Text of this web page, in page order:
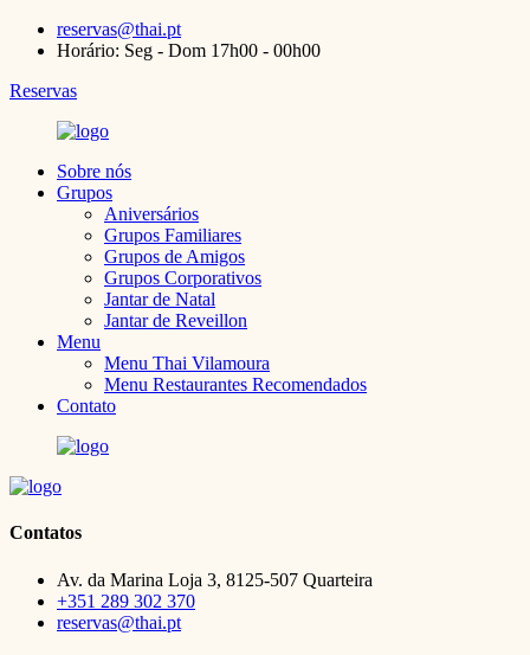
reservas@thai.pt
Horário: Seg - Dom 17h00 - 00h00
Reservas
Sobre nós
Grupos
Aniversários
Grupos Familiares
Grupos de Amigos
Grupos Corporativos
Jantar de Natal
Jantar de Reveillon
Menu
Menu Thai Vilamoura
Menu Restaurantes Recomendados
Contato
Contatos
Av. da Marina Loja 3, 8125-507 Quarteira
+351 289 302 370
reservas@thai.pt